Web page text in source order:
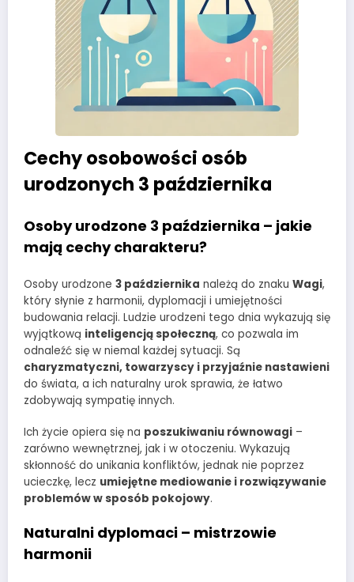
Cechy osobowości osób
urodzonych 3 października
Osoby urodzone 3 października – jakie
mają cechy charakteru?
Osoby urodzone 3 października należą do znaku Wagi,
który słynie z harmonii, dyplomacji i umiejętności
budowania relacji. Ludzie urodzeni tego dnia wykazują się
wyjątkową inteligencją społeczną, co pozwala im
odnaleźć się w niemal każdej sytuacji. Są
charyzmatyczni, towarzyscy i przyjaźnie nastawieni
do świata, a ich naturalny urok sprawia, że łatwo
zdobywają sympatię innych.
Ich życie opiera się na poszukiwaniu równowagi –
zarówno wewnętrznej, jak i w otoczeniu. Wykazują
skłonność do unikania konfliktów, jednak nie poprzez
ucieczkę, lecz umiejętne mediowanie i rozwiązywanie
problemów w sposób pokojowy.
Naturalni dyplomaci – mistrzowie
harmonii